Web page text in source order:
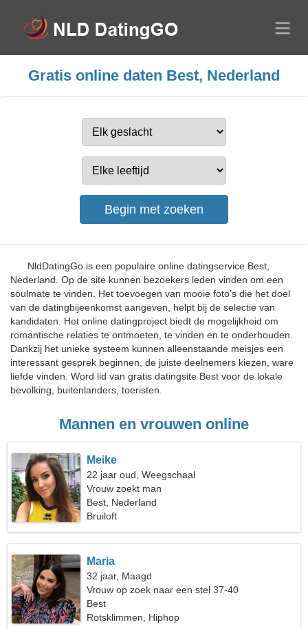
Gratis online daten Best, Nederland
NldDatingGo is een populaire online datingservice Best,
Nederland. Op de site kunnen bezoekers leden vinden om een
soulmate te vinden. Het toevoegen van mooie foto's die het doel
van de datingbijeenkomst aangeven, helpt bij de selectie van
kandidaten. Het online datingproject biedt de mogelijkheid om
romantische relaties te ontmoeten, te vinden en te onderhouden.
Dankzij het unieke systeem kunnen alleenstaande meisjes een
interessant gesprek beginnen, de juiste deelnemers kiezen, ware
liefde vinden. Word lid van gratis datingsite Best voor de lokale
bevolking, buitenlanders, toeristen.
Mannen en vrouwen online
Meike
22 jaar oud, Weegschaal
Vrouw zoekt man
Best, Nederland
Bruiloft
Maria
32 jaar, Maagd
Vrouw op zoek naar een stel 37-40
Best
Rotsklimmen, Hiphop